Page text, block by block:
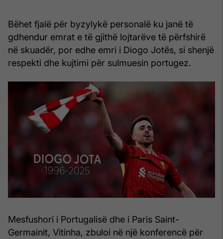
Bëhet fjalë për byzylykë personalë ku janë të
gdhendur emrat e të gjithë lojtarëve të përfshirë
në skuadër, por edhe emri i Diogo Jotës, si shenjë
respekti dhe kujtimi për sulmuesin portugez.
Mesfushori i Portugalisë dhe i Paris Saint-
Germainit, Vitinha, zbuloi në një konferencë për